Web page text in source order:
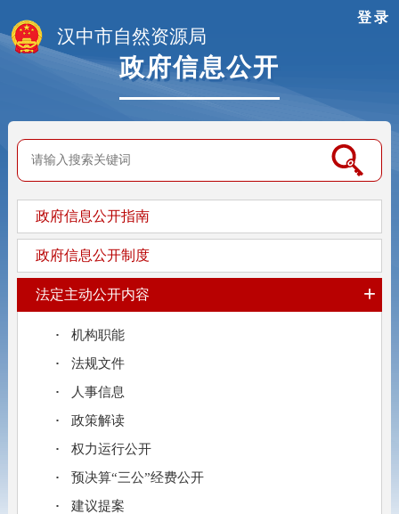
登录
汉中市自然资源局
政府信息公开
政府信息公开指南
政府信息公开制度
法定主动公开内容 +
机构职能
法规文件
人事信息
政策解读
权力运行公开
预决算“三公”经费公开
建议提案